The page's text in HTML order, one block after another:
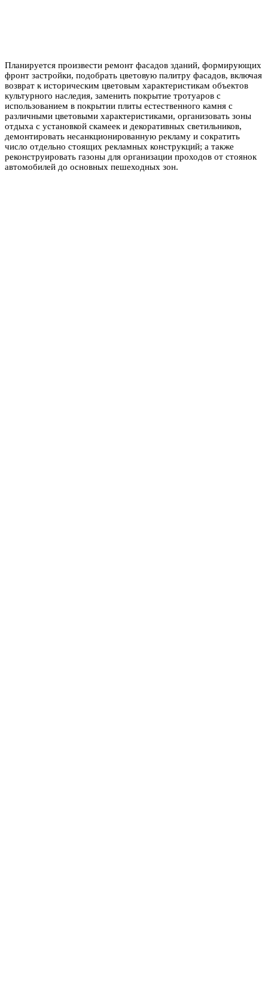
Планируется произвести ремонт фасадов зданий, формирующих
фронт застройки, подобрать цветовую палитру фасадов, включая
возврат к историческим цветовым характеристикам объектов
культурного наследия, заменить покрытие тротуаров с
использованием в покрытии плиты естественного камня с
различными цветовыми характеристиками, организовать зоны
отдыха с установкой скамеек и декоративных светильников,
демонтировать несанкционированную рекламу и сократить
число отдельно стоящих рекламных конструкций; а также
реконструировать газоны для организации проходов от стоянок
автомобилей до основных пешеходных зон.